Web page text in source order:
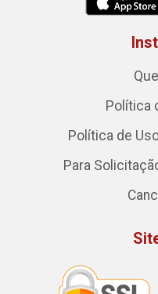
Política
Política de
Para